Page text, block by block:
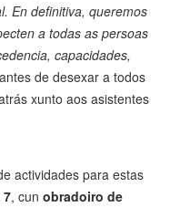
En definitiva, queremos
a todas as persoas
capacidades,
de desexar a todos
xunto aos asistentes
actividades para estas
7, cun obradoiro de